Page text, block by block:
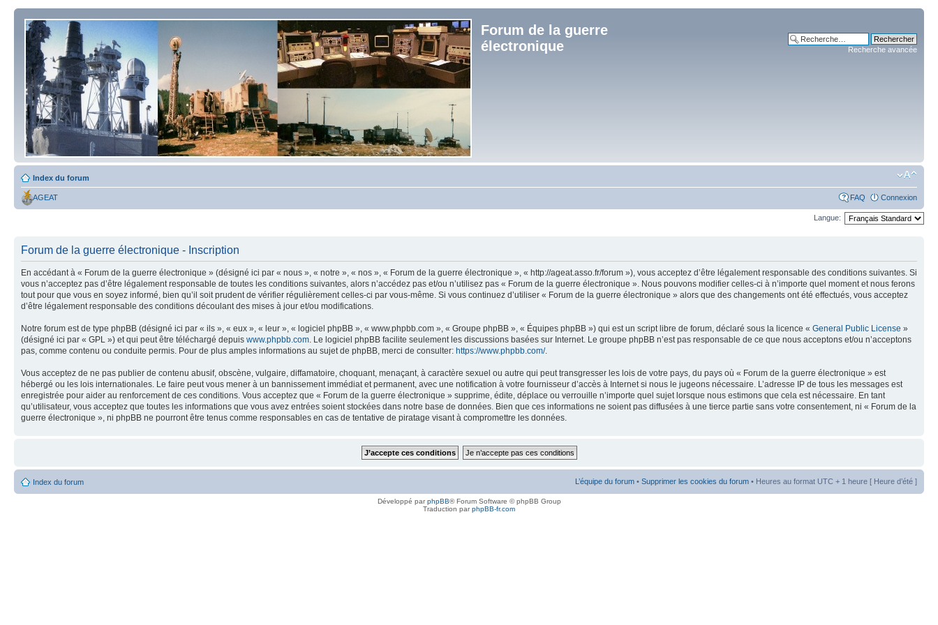
Forum de la guerre
électronique
Recherche avancée
Index du forum
AGEAT FAQ Connexion
Langue:
Forum de la guerre électronique - Inscription
En accédant à « Forum de la guerre électronique » (désigné ici par « nous », « notre », « nos », « Forum de la guerre électronique », « http://ageat.asso.fr/forum »), vous acceptez d’être légalement responsable des conditions suivantes. Si
vous n’acceptez pas d’être légalement responsable de toutes les conditions suivantes, alors n’accédez pas et/ou n’utilisez pas « Forum de la guerre électronique ». Nous pouvons modifier celles-ci à n’importe quel moment et nous ferons
tout pour que vous en soyez informé, bien qu’il soit prudent de vérifier régulièrement celles-ci par vous-même. Si vous continuez d’utiliser « Forum de la guerre électronique » alors que des changements ont été effectués, vous acceptez
d’être légalement responsable des conditions découlant des mises à jour et/ou modifications.
Notre forum est de type phpBB (désigné ici par « ils », « eux », « leur », « logiciel phpBB », « www.phpbb.com », « Groupe phpBB », « Équipes phpBB ») qui est un script libre de forum, déclaré sous la licence « General Public License »
(désigné ici par « GPL ») et qui peut être téléchargé depuis www.phpbb.com . Le logiciel phpBB facilite seulement les discussions basées sur Internet. Le groupe phpBB n’est pas responsable de ce que nous acceptons et/ou n’acceptons
pas, comme contenu ou conduite permis. Pour de plus amples informations au sujet de phpBB, merci de consulter: https://www.phpbb.com/.
Vous acceptez de ne pas publier de contenu abusif, obscène, vulgaire, diffamatoire, choquant, menaçant, à caractère sexuel ou autre qui peut transgresser les lois de votre pays, du pays où « Forum de la guerre électronique » est
hébergé ou les lois internationales. Le faire peut vous mener à un bannissement immédiat et permanent, avec une notification à votre fournisseur d’accès à Internet si nous le jugeons nécessaire. L’adresse IP de tous les messages est
enregistrée pour aider au renforcement de ces conditions. Vous acceptez que « Forum de la guerre électronique » supprime, édite, déplace ou verrouille n’importe quel sujet lorsque nous estimons que cela est nécessaire. En tant
qu’utilisateur, vous acceptez que toutes les informations que vous avez entrées soient stockées dans notre base de données. Bien que ces informations ne soient pas diffusées à une tierce partie sans votre consentement, ni « Forum de la
guerre électronique », ni phpBB ne pourront être tenus comme responsables en cas de tentative de piratage visant à compromettre les données.
Index du forum L’équipe du forum • Supprimer les cookies du forum • Heures au format UTC + 1 heure [ Heure d’été ]
Développé parphpBB® Forum Software © phpBB Group
Traduction parphpBB-fr.com